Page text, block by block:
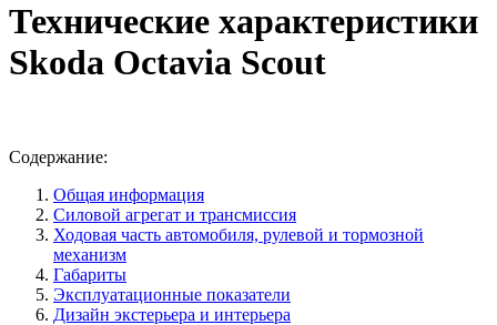
Технические характеристики
Skoda Octavia Scout
Содержание:
Общая информация
Силовой агрегат и трансмиссия
Ходовая часть автомобиля, рулевой и тормозной
механизм
Габариты
Эксплуатационные показатели
Дизайн экстерьера и интерьера